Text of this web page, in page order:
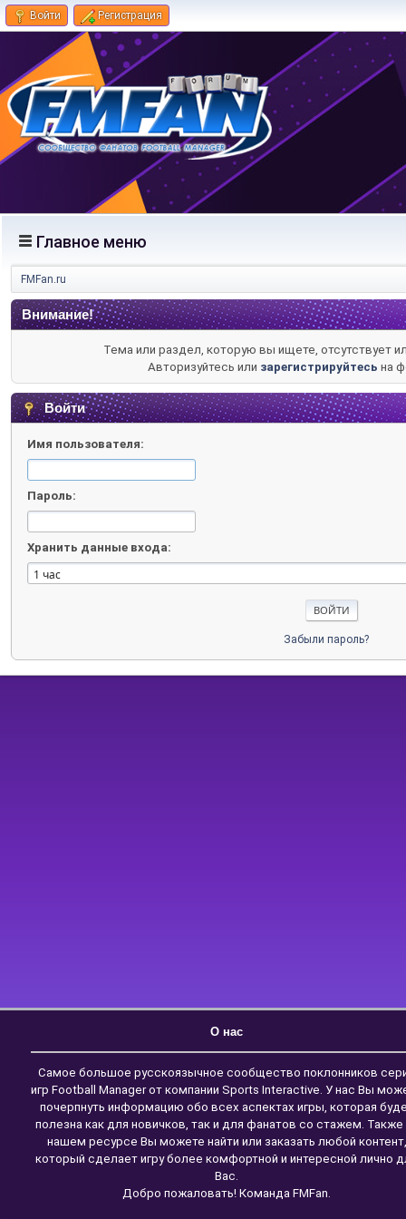
Войти Регистрация
Главное меню
FMFan.ru
Внимание!
Тема или раздел, которую вы ищете, отсутствует
Авторизуйтесь или зарегистрируйтесь на
Войти
Имя пользователя:
Пароль:
Хранить данные входа:
Забыли пароль?
О нас
Самое большое русскоязычное сообщество поклонников
игр Football Manager от компании Sports Interactive. У нас Вы
почерпнуть информацию обо всех аспектах игры, которая
полезна как для новичков, так и для фанатов со стажем. Также
нашем ресурсе Вы можете найти или заказать любой контент,
который сделает игру более комфортной и интересной лично
Вас.
Добро пожаловать! Команда FMFan.